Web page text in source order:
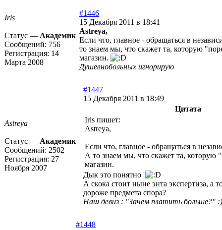
Iris
Статус — Академик
Сообщений: 756
Регистрация: 14
Марта 2008
#1446
15 Декабря 2011 в 18:41
Astreya,
Если что, главное - обращаться в
то знаем мы, что скажет та, которую
магазин.
Душевнобольных игнорирую
Astreya
Статус — Академик
Сообщений: 2502
Регистрация: 27
Ноября 2007
#1447
15 Декабря 2011 в 18:49
Цитата
Iris пишет:
Astreya,
Если что, главное - обращаться в
А то знаем мы, что скажет та, которую
магазин.
Дык это понятно
А скока стоит ныне энта экспертиза, а
дороже предмета спора?
Наш девиз : "Зачем платить больше?" :)
#1448